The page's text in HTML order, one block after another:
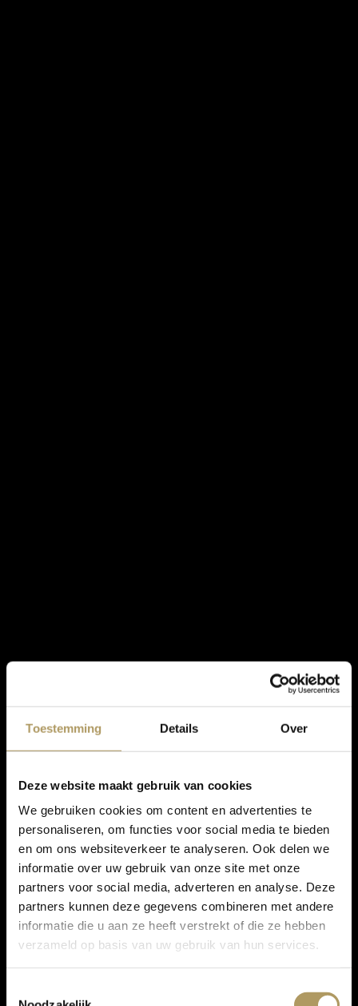
Toestemming Details Over
Deze website maakt gebruik van cookies
We gebruiken cookies om content en advertenties te
personaliseren, om functies voor social media te bieden
en om ons websiteverkeer te analyseren. Ook delen we
informatie over uw gebruik van onze site met onze
partners voor social media, adverteren en analyse. Deze
partners kunnen deze gegevens combineren met andere
informatie die u aan ze heeft verstrekt of die ze hebben
verzameld op basis van uw gebruik van hun services.